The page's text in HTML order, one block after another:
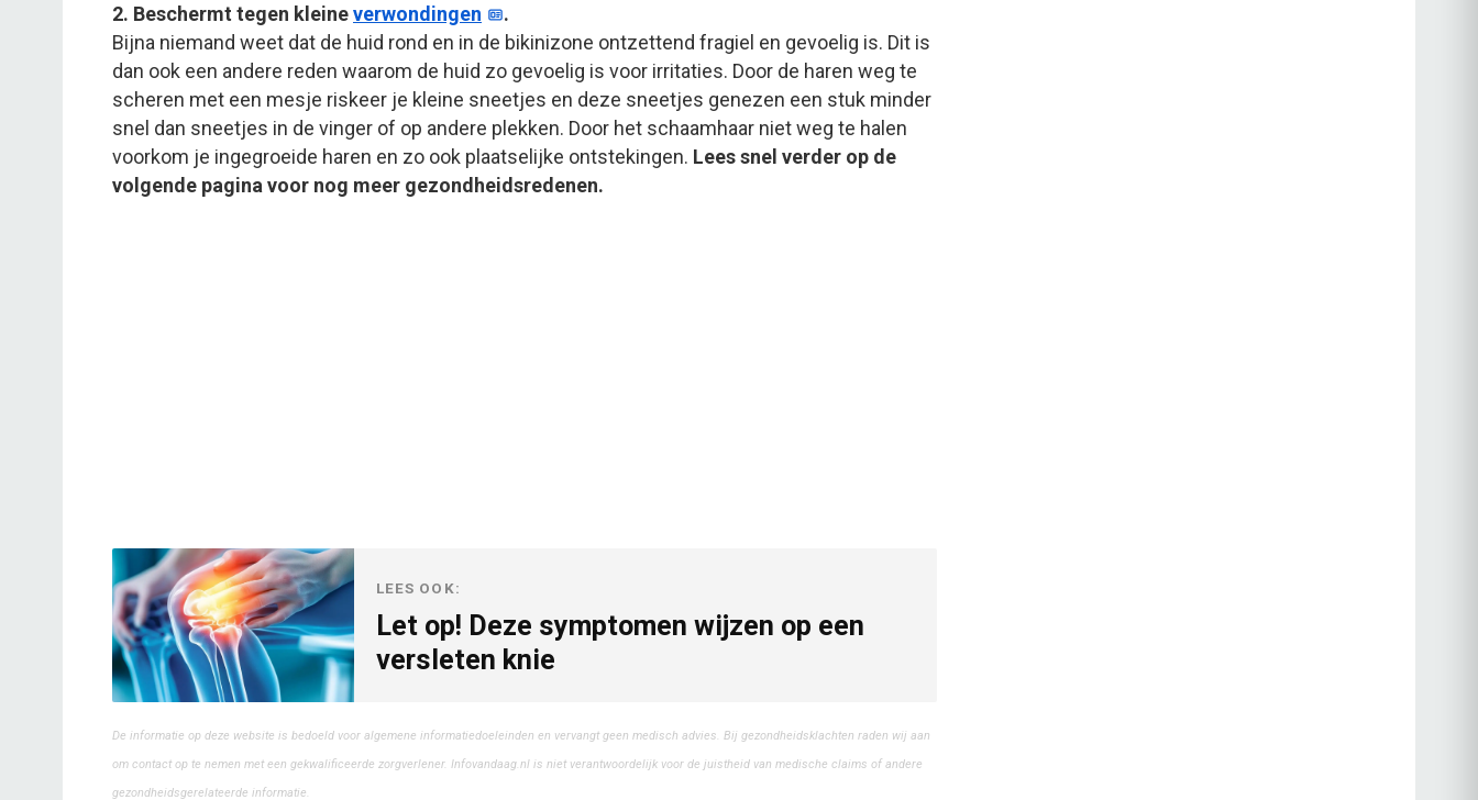
2. Beschermt tegen kleineverwondingen
.
Bijna niemand weet dat de huid rond en in de bikinizone ontzettend fragiel en gevoelig is. Dit is
dan ook een andere reden waarom de huid zo gevoelig is voor irritaties. Door de haren weg te
scheren met een mesje riskeer je kleine sneetjes en deze sneetjes genezen een stuk minder
snel dan sneetjes in de vinger of op andere plekken. Door het schaamhaar niet weg te halen
voorkom je ingegroeide haren en zo ook plaatselijke ontstekingen. Lees snel verder op de
volgende pagina voor nog meer gezondheidsredenen.
LEES OOK:
Let op! Deze symptomen wijzen op een
versleten knie
De informatie op deze website is bedoeld voor algemene informatiedoeleinden en vervangt geen medisch advies. Bij gezondheidsklachten raden wij aan
om contact op te nemen met een gekwalificeerde zorgverlener. Infovandaag.nl is niet verantwoordelijk voor de juistheid van medische claims of andere
gezondheidsgerelateerde informatie.